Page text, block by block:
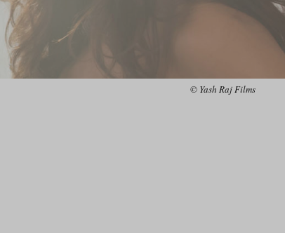
© Yash Raj Films